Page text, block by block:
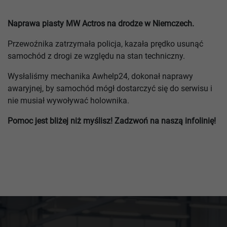
Naprawa piasty MW Actros na drodze w Niemczech.
Przewoźnika zatrzymała policja, kazała prędko usunąć
samochód z drogi ze względu na stan techniczny.
Wysłaliśmy mechanika Awhelp24, dokonał naprawy
awaryjnej, by samochód mógł dostarczyć się do serwisu i
nie musiał wywoływać holownika.
Pomoc jest bliżej niż myślisz! Zadzwoń na naszą infolinię!